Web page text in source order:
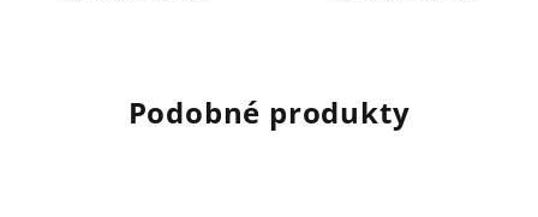
Podobné produkty